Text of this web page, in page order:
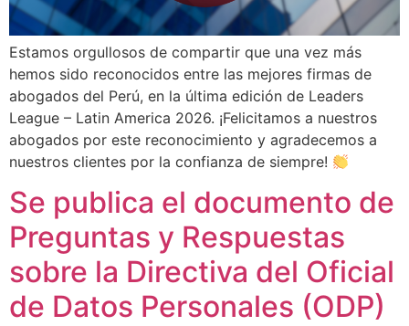
Estamos orgullosos de compartir que una vez más
hemos sido reconocidos entre las mejores firmas de
abogados del Perú, en la última edición de Leaders
League – Latin America 2026. ¡Felicitamos a nuestros
abogados por este reconocimiento y agradecemos a
nuestros clientes por la confianza de siempre!
Se publica el documento de
Preguntas y Respuestas
sobre la Directiva del Oficial
de Datos Personales (ODP)